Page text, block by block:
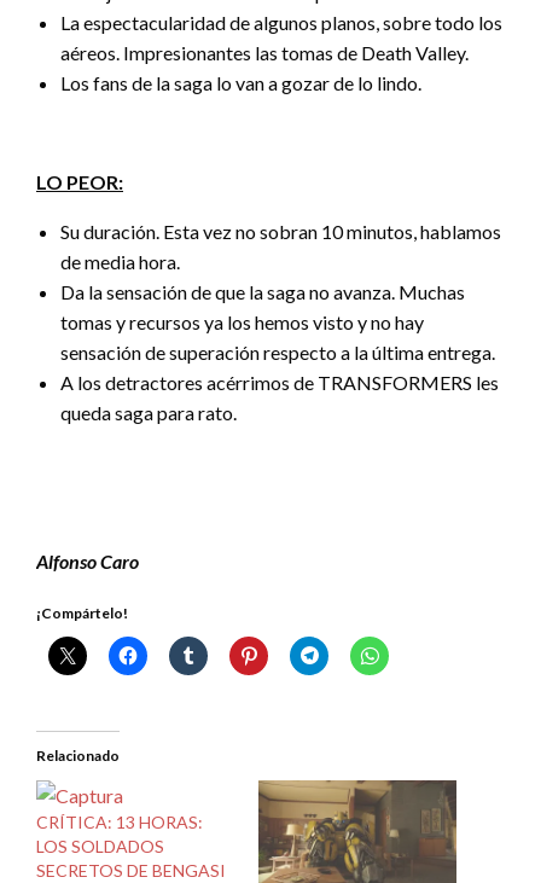
La espectacularidad de algunos planos, sobre todo los
aéreos. Impresionantes las tomas de Death Valley.
Los fans de la saga lo van a gozar de lo lindo.
LO PEOR:
Su duración. Esta vez no sobran 10 minutos, hablamos
de media hora.
Da la sensación de que la saga no avanza. Muchas
tomas y recursos ya los hemos visto y no hay
sensación de superación respecto a la última entrega.
A los detractores acérrimos de TRANSFORMERS les
queda saga para rato.
Alfonso Caro
¡Compártelo!
Relacionado
CRÍTICA: 13 HORAS:
LOS SOLDADOS
SECRETOS DE BENGASI